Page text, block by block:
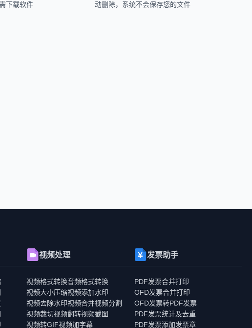
下载软件
动删除，系统不会保存您的文件
视频处理
视频格式转换音频格式转换
视频大小压缩视频添加水印
视频去除水印视频合并视频分割
视频裁切视频翻转视频截图
视频转GIF视频加字幕
发票助手
PDF发票合并打印
OFD发票合并打印
OFD发票转PDF发票
PDF发票统计及去重
PDF发票添加发票章